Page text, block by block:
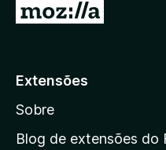
a
a
a
Extensões
Sobre
Blog de extensões do